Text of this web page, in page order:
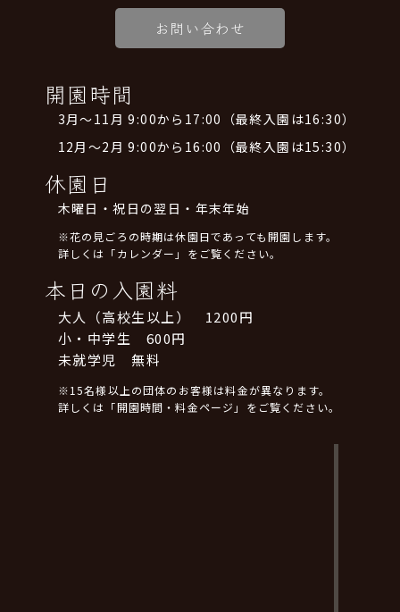
お問い合わせ
開園時間
3月～11月 9:00から17:00（最終入園は16:30）
12月～2月 9:00から16:00（最終入園は15:30）
休園日
木曜日・祝日の翌日・年末年始
※花の見ごろの時期は休園日であっても開園します。
詳しくは「カレンダー」をご覧ください。
本日の入園料
大人（高校生以上） 1200円
小・中学生 600円
未就学児 無料
※15名様以上の団体のお客様は料金が異なります。
詳しくは「開園時間・料金ページ」をご覧ください。